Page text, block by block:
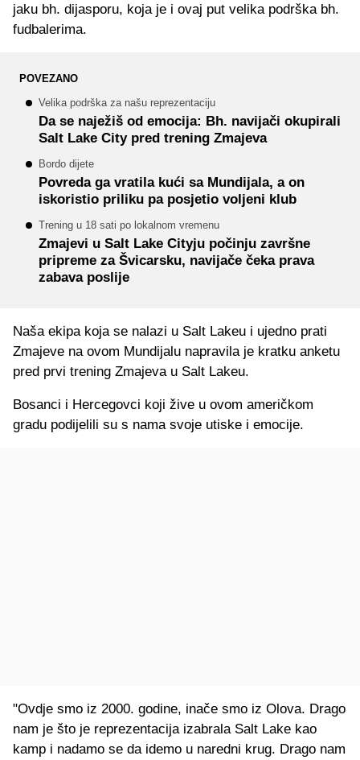
jaku bh. dijasporu, koja je i ovaj put velika podrška bh.
fudbalerima.
POVEZANO
Velika podrška za našu reprezentaciju
Da se naježiš od emocija: Bh. navijači okupirali
Salt Lake City pred trening Zmajeva
Bordo dijete
Povreda ga vratila kući sa Mundijala, a on
iskoristio priliku pa posjetio voljeni klub
Trening u 18 sati po lokalnom vremenu
Zmajevi u Salt Lake Cityju počinju završne
pripreme za Švicarsku, navijače čeka prava
zabava poslije
Naša ekipa koja se nalazi u Salt Lakeu i ujedno prati
Zmajeve na ovom Mundijalu napravila je kratku anketu
pred prvi trening Zmajeva u Salt Lakeu.
Bosanci i Hercegovci koji žive u ovom američkom
gradu podijelili su s nama svoje utiske i emocije.
"Ovdje smo iz 2000. godine, inače smo iz Olova. Drago
nam je što je reprezentacija izabrala Salt Lake kao
kamp i nadamo se da idemo u naredni krug. Drago nam